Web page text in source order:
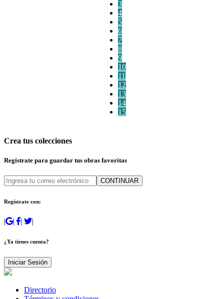
3
4
5
6
7
8
9
10
11
12
13
14
15
Crea tus colecciones
Regístrate para guardar tus obras favoritas
CONTINUAR
Regístrate con:
| | | |
¿Ya tienes cuenta?
Iniciar Sesión
Directorio